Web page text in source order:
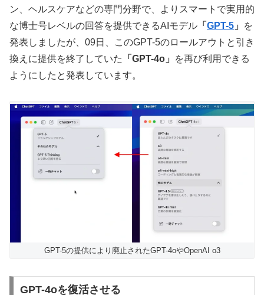
ン、ヘルスケアなどの専門分野で、よりスマートで実用的
な博士号レベルの回答を提供できるAIモデル 「 GPT-5 」
を
発表しましたが、09日、このGPT-5のロールアウトと引き
換えに提供を終了していた
「GPT-4o」
を再び利用できる
ようにしたと発表しています。
GPT-5の提供により廃止されたGPT-4oやOpenAI o3
GPT-4oを復活させる